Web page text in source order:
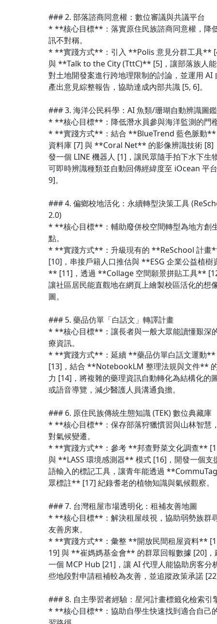
### 2. 部落諮商同意權：數位審議與共議平台
* **核心目標**：落實原住民族諮商同意權，降
訊不對稱。
* **實踐方式**：引入 **Polis 意見分群工具**
與 **Talk to the City (TttC)** [5]，讓部落族人
對土地開發案進行跨地理限制的討論，並運用 AI
產出意見綜整報告，協助達成內部共識 [5, 6]。
### 3. 海洋公民科學：AI 魚類/珊瑚自動辨識圖鑑
* **核心目標**：降低潛水員參與海洋監測的門
* **實踐方式**：結合 **BlueTrend 藍色脈動**
資料庫 [7] 與 **Coral Net** 的影像辨識技術 [8]
發一個 LINE 機器人 [1]，讓民眾隨手拍下水下生
可即時辨識種類並自動回傳經緯度至 iOcean 平
9]。
### 4. 偏鄉校地活化：永續轉型決策工具
2.0)
* **核心目標**：輔助廢併校空間轉型為地方創
點。
* **實踐方式**：升級現有的 **ReSchool 計畫
[10]，串接戶籍人口推估與 **ESG 企業公益植樹
** [11]，透過 **Collage 空間願景拼貼工具**
讓社區居民能直觀地在網頁上繪製校區活化的想
圖。
### 5. 藥品仿單「白話文」轉譯計畫
* **核心目標**：讓長者與一般大眾能讀懂艱深
療資訊。
* **實踐方式**：延續 **藥品仿單白話文運動**
[13]，結合 **NotebookLM 整理法規與文件**
力 [14]，將複雜的藥理資訊自動轉化為結構化的
或語音導覽，減少醫護人員溝通負擔。
### 6. 原住民族傳統生態知識 (TEK) 數位典藏庫
* **核心目標**：保存部落狩獵慣習與山林智慧
對氣候變遷。
* **實踐方式**：參考 **邦查野菜文化調查**
與 **LASS 環境感測器** 模式 [16]，開發一個支
語輸入的標記工具，讓青年能透過
眾標註** [17] 紀錄耆老的植物知識與氣候觀察。
### 7. 台灣租屋市場透明化：租補友善地圖
* **核心目標**：解決租屋歧視，協助弱勢族群
友善房東。
* **實踐方式**：彙整 **開放民間租屋資料**
19] 與 **崔媽媽基金會** 的群眾回報數據 [20]，
一個 MCP Hub [21]，讓 AI 代理人能協助房客分
些地段對申請租補較為友善，並追蹤政策承諾
### 8. 自主學習者經驗：星河計畫標籤化檢索引
* **核心目標**：協助自學生快速找到適合自己